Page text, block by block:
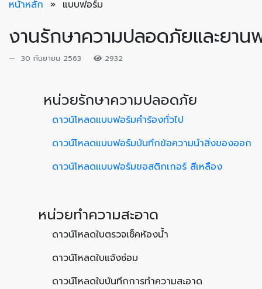
หน้าหลัก » แบบฟอร์ม
งานรักษาความปลอดภัยและยาน
30 กันยายน 2563 2932
หน่วยรักษาความปลอดภัย
ดาวน์โหลดแบบฟอร์มคำร้องทั่วไป
ดาวน์โหลดแบบฟอร์มบันทึกข้อความนำสิ่งของออก
ดาวน์โหลดแบบฟอร์มขอสติกเกอร์ สีเหลือง
หน่วยทำความสะอาด
ดาวน์โหลดใบตรวจเช็คห้องน้ำ
ดาวน์โหลดใบแจ้งซ่อม
ดาวน์โหลดใบบันทึกการทำความสะอาด